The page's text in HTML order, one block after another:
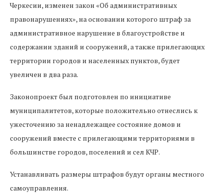
Черкесии, изменен закон «Об административных
правонарушениях», на основании которого штраф за
административное нарушение в благоустройстве и
содержании зданий и сооружений, а также прилегающих
территории городов и населенных пунктов, будет
увеличен в два раза.
Законопроект был подготовлен по инициативе
муниципалитетов, которые положительно отнеслись к
ужесточению за ненадлежащее состояние домов и
сооружений вместе с прилегающими территориями в
большинстве городов, поселений и сел КЧР.
Устанавливать размеры штрафов будут органы местного
самоуправления.